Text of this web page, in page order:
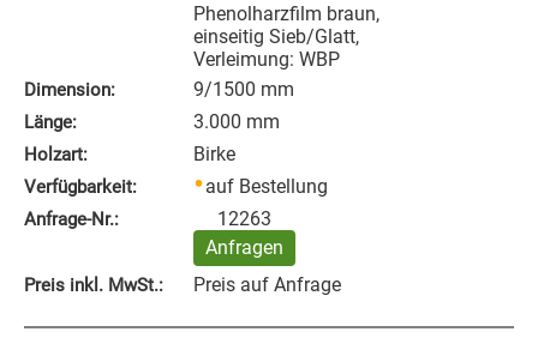
Phenolharzfilm braun,
einseitig Sieb/Glatt,
Verleimung: WBP
Dimension: 9/1500 mm
Länge: 3.000 mm
Holzart: Birke
Verfügbarkeit: auf Bestellung
Anfrage‑Nr.:
12263
Anfragen
Preis inkl. MwSt.: Preis auf Anfrage